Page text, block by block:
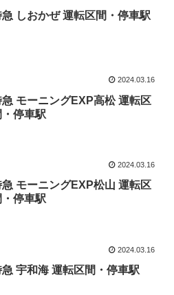
急 しおかぜ 運転区間・停車駅
2024.03.16
急 モーニングEXP高松 運転区
・停車駅
2024.03.16
急 モーニングEXP松山 運転区
・停車駅
2024.03.16
急 宇和海 運転区間・停車駅